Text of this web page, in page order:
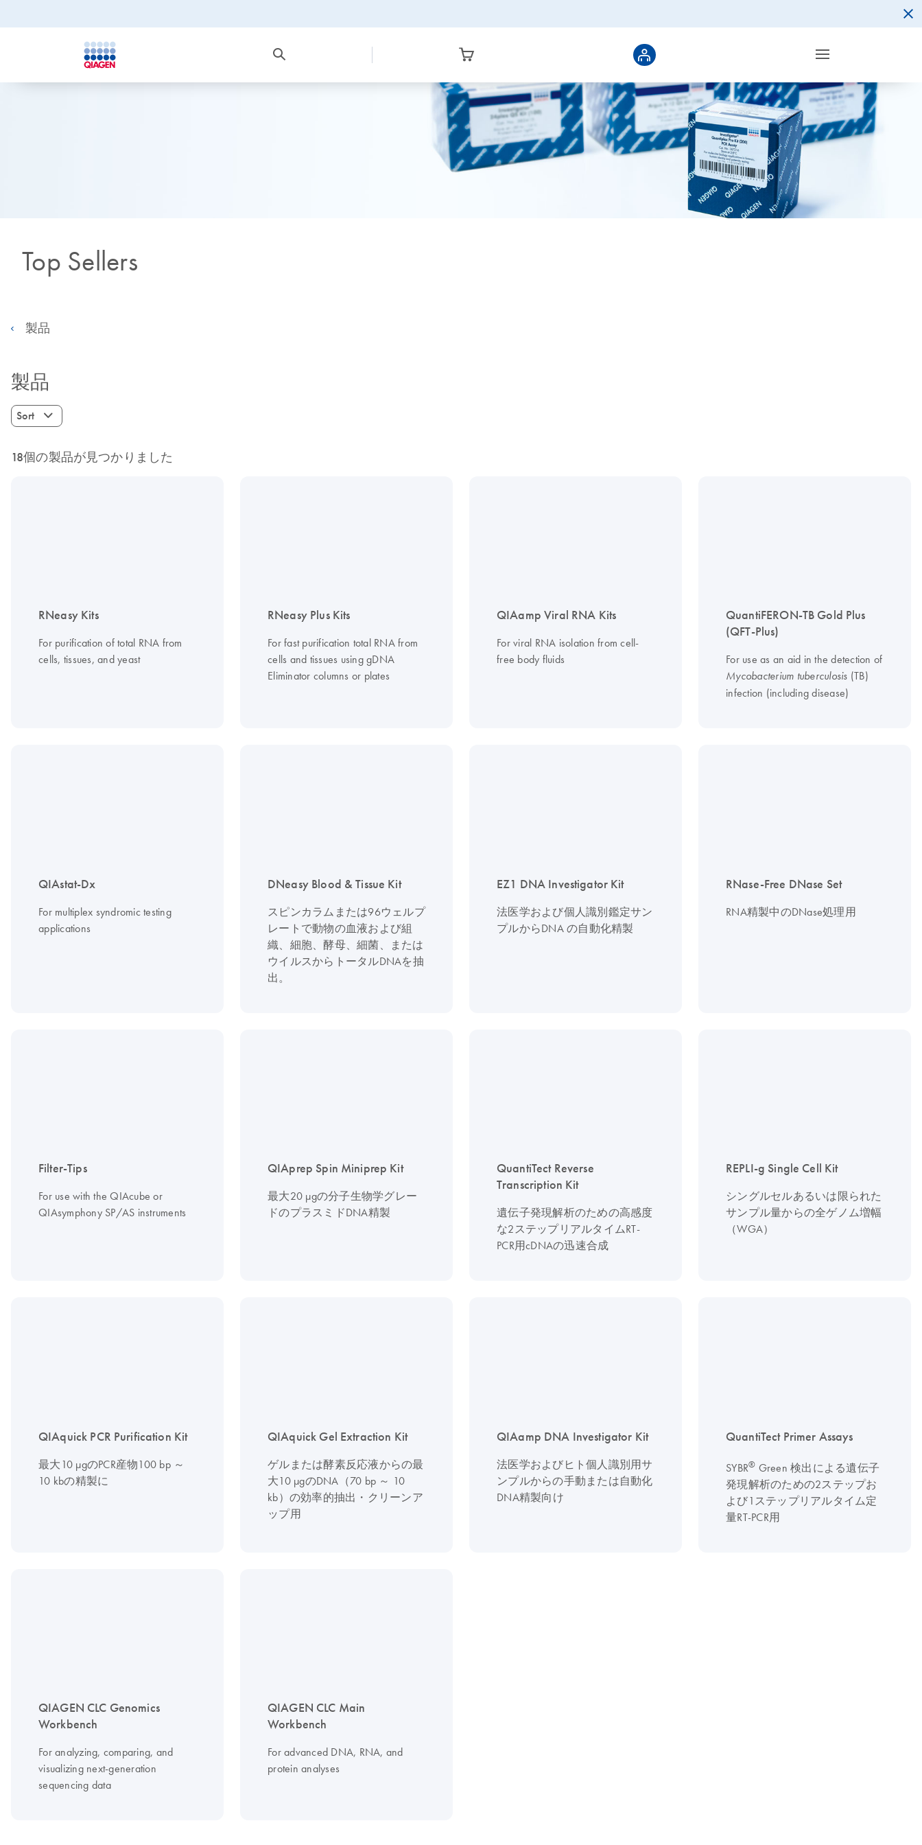
Top Sellers
製品
製品
Sort
18個の製品が見つかりました
RNeasy Kits
For purification of total RNA from
cells, tissues, and yeast
RNeasy Plus Kits
For fast purification total RNA from
cells and tissues using gDNA
Eliminator columns or plates
QIAamp Viral RNA Kits
For viral RNA isolation from cell-
free body fluids
QuantiFERON-TB Gold Plus
(QFT-Plus)
For use as an aid in the detection of
Mycobacterium tuberculosis (TB)
infection (including disease)
QIAstat-Dx
For multiplex syndromic testing
applications
DNeasy Blood & Tissue Kit
スピンカラムまたは96ウェルプ
レートで動物の血液および組
織、細胞、酵母、細菌、または
ウイルスからトータルDNAを抽
出。
EZ1 DNA Investigator Kit
法医学および個人識別鑑定サン
プルからDNA の自動化精製
RNase-Free DNase Set
RNA精製中のDNase処理用
Filter-Tips
For use with the QIAcube or
QIAsymphony SP/AS instruments
QIAprep Spin Miniprep Kit
最大20 µgの分子生物学グレー
ドのプラスミドDNA精製
QuantiTect Reverse
Transcription Kit
遺伝子発現解析のための高感度
な2ステップリアルタイムRT-
PCR用cDNAの迅速合成
REPLI-g Single Cell Kit
シングルセルあるいは限られた
サンプル量からの全ゲノム増幅
（WGA）
QIAquick PCR Purification Kit
最大10 µgのPCR産物100 bp ～
10 kbの精製に
QIAquick Gel Extraction Kit
ゲルまたは酵素反応液からの最
大10 µgのDNA（70 bp ～ 10
kb）の効率的抽出・クリーンア
ップ用
QIAamp DNA Investigator Kit
法医学およびヒト個人識別用サ
ンプルからの手動または自動化
DNA精製向け
QuantiTect Primer Assays
SYBR® Green 検出による遺伝子
発現解析のための2ステップお
よび1ステップリアルタイム定
量RT-PCR用
QIAGEN CLC Genomics
Workbench
For analyzing, comparing, and
visualizing next-generation
sequencing data
QIAGEN CLC Main
Workbench
For advanced DNA, RNA, and
protein analyses